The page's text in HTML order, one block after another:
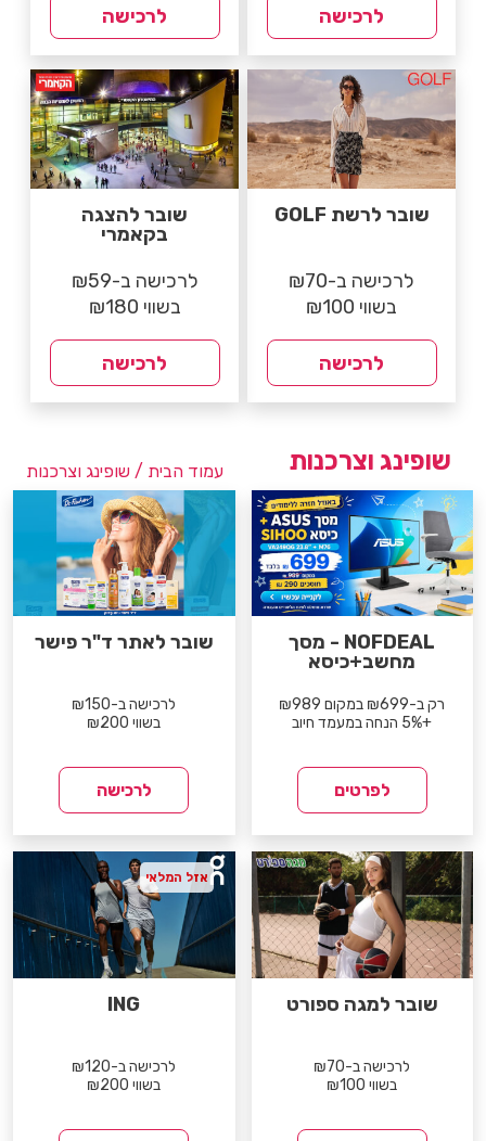
לרכישה לרכישה
שובר לרשת GOLF
לרכישה ב-₪70
בשווי ₪100
לרכישה
שובר להצגה
בקאמרי
לרכישה ב-₪59
בשווי ₪180
לרכישה
עמוד הבית / שופינג וצרכנות שופינג וצרכנות
NOFDEAL - מסך
מחשב+כיסא
רק ב-₪699 במקום ₪989
+5% הנחה במעמד חיוב
לפרטים
שובר לאתר ד"ר פישר
לרכישה ב-₪150
בשווי ₪200
לרכישה
שובר למגה ספורט
לרכישה ב-₪70
בשווי ₪100
ING
לרכישה ב-₪120
בשווי ₪200
אזל המלאי